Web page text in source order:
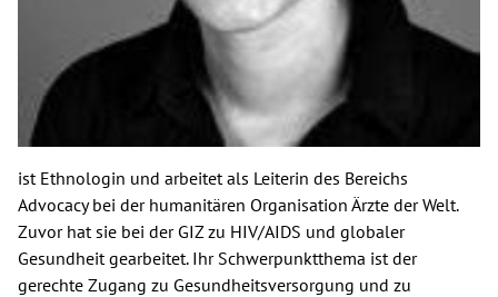
Presse
English
ist Ethnologin und arbeitet als Leiterin des Bereichs
Advocacy bei der humanitären Organisation Ärzte der Welt.
Zuvor hat sie bei der GIZ zu HIV/AIDS und globaler
Gesundheit gearbeitet. Ihr Schwerpunktthema ist der
gerechte Zugang zu Gesundheitsversorgung und zu